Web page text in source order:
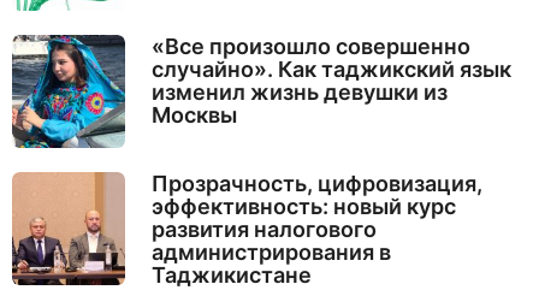
«Все произошло совершенно
случайно». Как таджикский язык
изменил жизнь девушки из
Москвы
Прозрачность, цифровизация,
эффективность: новый курс
развития налогового
администрирования в
Таджикистане